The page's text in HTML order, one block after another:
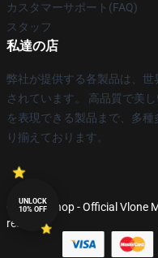
カスタマーサポート(FAQ)
スタッフ
私達の店
弊社が提供する各製品は、
されています。 高品質で美
を表現できる製品まで、多
り揃えております。
© Vlone Shop - Official Vlone
reserved
UNLOCK
10% OFF